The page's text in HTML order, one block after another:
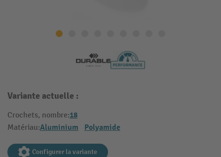
Variante actuelle :
Crochets, nombre:18
Matériau:Aluminium Polyamide
Configurer la variante